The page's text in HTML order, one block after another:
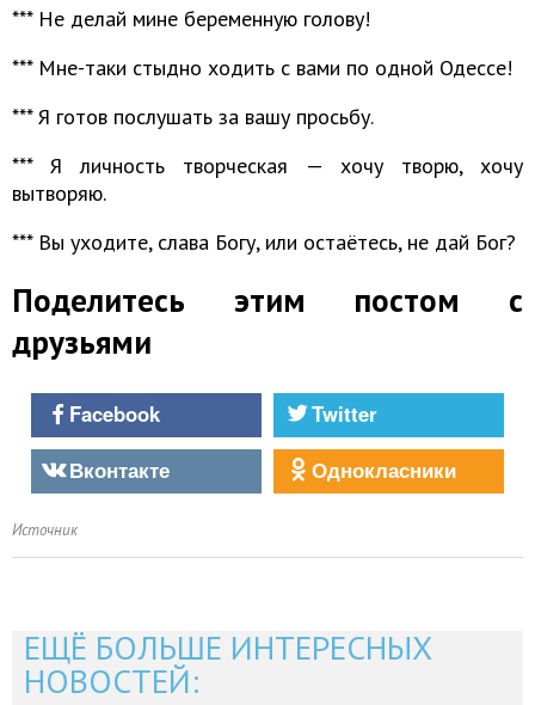
*** Не делай мине беременную голову!
*** Мне-таки стыдно ходить с вами по одной Одессе!
*** Я готов послушать за вашу просьбу.
*** Я личность творческая — хочу творю, хочу
вытворяю.
*** Вы уходите, слава Богу, или остаётесь, не дай Бог?
Поделитесь этим постом с
друзьями
Facebook
Twitter
Вконтакте
Однокласники
Источник
ЕЩЁ БОЛЬШЕ ИНТЕРЕСНЫХ
НОВОСТЕЙ: